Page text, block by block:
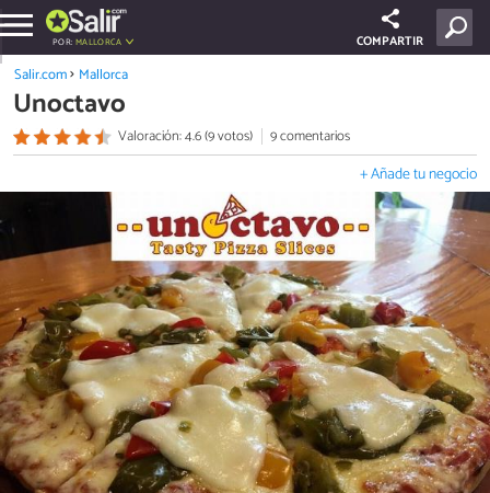
POR: MALLORCA COMPARTIR
Salir.com Mallorca
Unoctavo
Valoración: 4.6 (9 votos) 9 comentarios
+ Añade tu negocio